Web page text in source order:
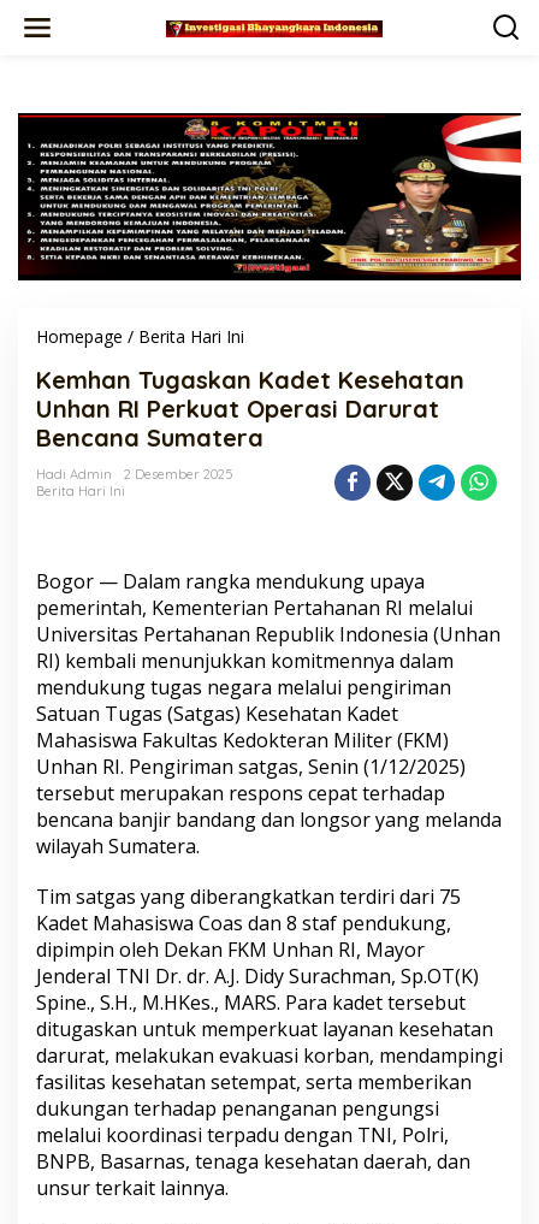
Homepage / Berita Hari Ini
Kadet
Kesehatan
Unhan
RI
Kemhan Tugaskan Kadet Kesehatan
Unhan RI Perkuat Operasi Darurat
Bencana Sumatera
Hadi Admin
2 Desember 2025
Berita Hari Ini
Bogor — Dalam rangka mendukung upaya
pemerintah, Kementerian Pertahanan RI melalui
Universitas Pertahanan Republik Indonesia (Unhan
RI) kembali menunjukkan komitmennya dalam
mendukung tugas negara melalui pengiriman
Satuan Tugas (Satgas) Kesehatan Kadet
Mahasiswa Fakultas Kedokteran Militer (FKM)
Unhan RI. Pengiriman satgas, Senin (1/12/2025)
tersebut merupakan respons cepat terhadap
bencana banjir bandang dan longsor yang melanda
wilayah Sumatera.
Tim satgas yang diberangkatkan terdiri dari 75
Kadet Mahasiswa Coas dan 8 staf pendukung,
dipimpin oleh Dekan FKM Unhan RI, Mayor
Jenderal TNI Dr. dr. A.J. Didy Surachman, Sp.OT(K)
Spine., S.H., M.HKes., MARS. Para kadet tersebut
ditugaskan untuk memperkuat layanan kesehatan
darurat, melakukan evakuasi korban, mendampingi
fasilitas kesehatan setempat, serta memberikan
dukungan terhadap penanganan pengungsi
melalui koordinasi terpadu dengan TNI, Polri,
BNPB, Basarnas, tenaga kesehatan daerah, dan
unsur terkait lainnya.